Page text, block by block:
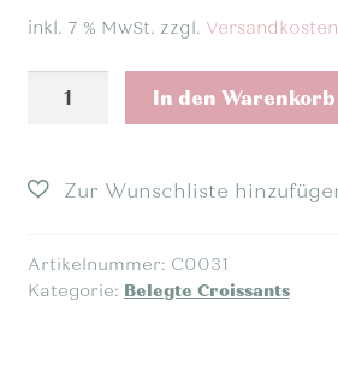
inkl. 7 % MwSt. zzgl. Versandkosten
-
Putenbrust
In den Warenkorb
Artikelnummer: C0031
Kategorie: Belegte Croissants